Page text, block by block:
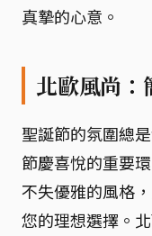
真摯的心意。
北歐風尚：
聖誕節的氛圍總
節慶喜悅的重要
不失優雅的風格
您的理想選擇。